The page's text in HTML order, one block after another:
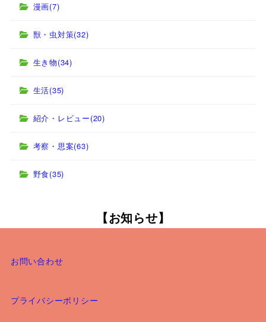
漫画(7)
獣・虫対策(32)
生き物(34)
生活(35)
紹介・レビュー(20)
考察・思案(63)
野食(35)
【お知らせ】
お問い合わせ
プライバシーポリシー